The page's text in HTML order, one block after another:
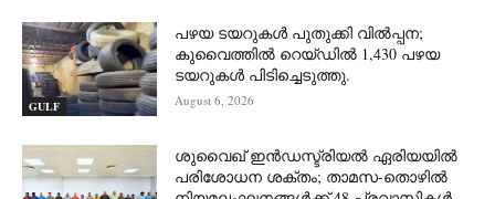
GULF
പഴയ ടയറുകൾ പുതുക്കി വിൽപ്പന;
കുവൈത്തിൽ റെയ്ഡിൽ 1,430 പഴയ
ടയറുകൾ പിടിച്ചെടുത്തു.
August 6, 2026
ശുവൈഖ് ഇൻഡസ്ട്രിയൽ ഏരിയയിൽ
പരിശോധന ശക്തം; താമസ-തൊഴിൽ